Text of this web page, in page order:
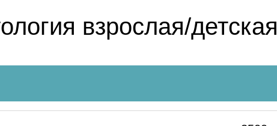
взрослая/детская